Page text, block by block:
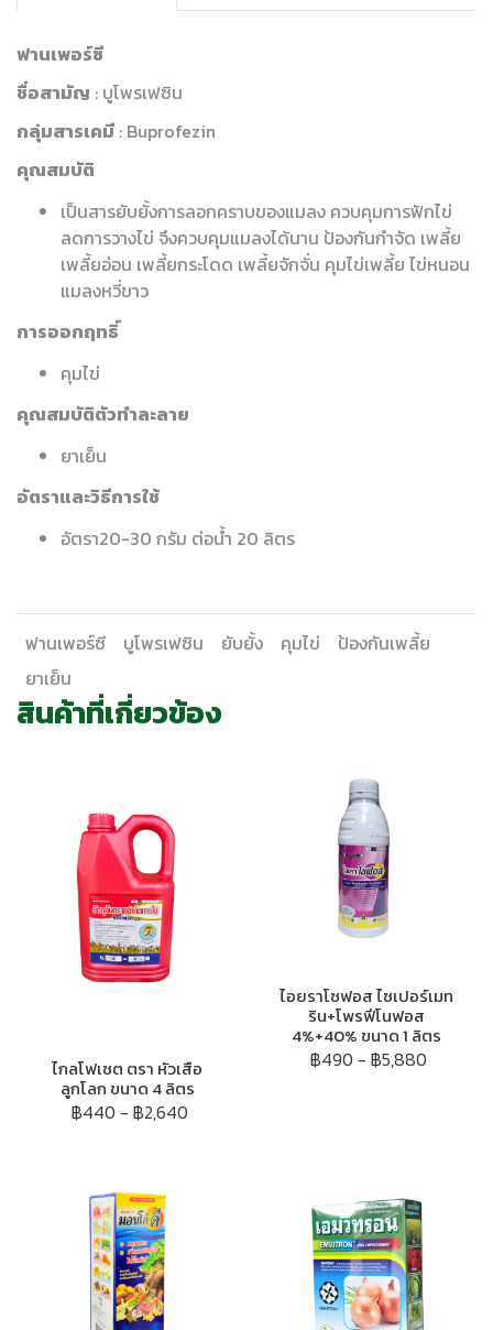
ฟานเพอร์ซี
ชื่อสามัญ : บูโพรเฟซิน
กลุ่มสารเคมี : Buprofezin
คุณสมบัติ
เป็นสารยับยั้งการลอกคราบของแมลง ควบคุมการฟักไข่
ลดการวางไข่ จึงควบคุมแมลงได้นาน ป้องกันกำจัด เพลี้ย
เพลี้ยอ่อน เพลี้ยกระโดด เพลี้ยจักจั่น คุมไข่เพลี้ย ไข่หนอน
แมลงหวี่ขาว
การออกฤทธิ์
คุมไข่
คุณสมบัติตัวทำละลาย
ยาเย็น
อัตราและวิธีการใช้
อัตรา20-30 กรัม ต่อน้ำ 20 ลิตร
ฟานเพอร์ซี บูโพรเฟซิน ยับยั้ง คุมไข่
ป้องกันเพลี้ย
ยาเย็น
สินค้าที่เกี่ยวข้อง
ไกลโฟเซต ตรา หัวเสือ
ลูกโลก ขนาด 4 ลิตร
฿440 - ฿2,640
ไอยราโซฟอส ไซเปอร์เมท
ริน+โพรฟีโนฟอส
4%+40% ขนาด 1 ลิตร
฿490 - ฿5,880